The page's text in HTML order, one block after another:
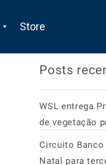
Store
Posts
WSL entrega
de vegetação
Circuito Banco
Natal para